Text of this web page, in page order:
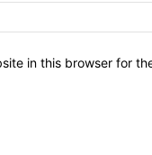
in this browser for